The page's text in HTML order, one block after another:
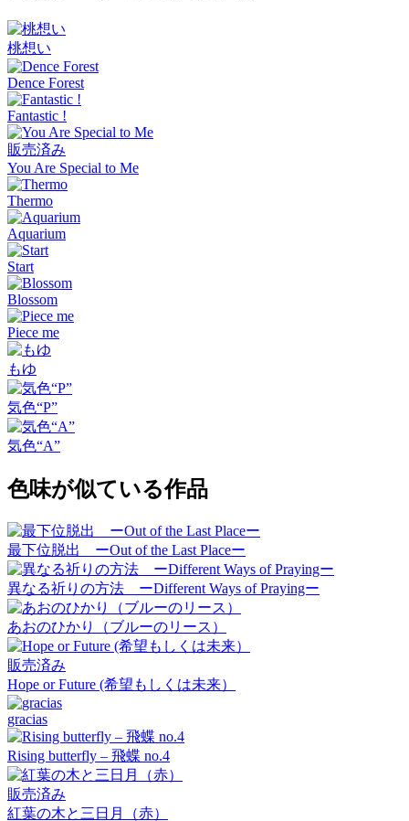
桃想い
Dence Forest
Fantastic !
販売済み
You Are Special to Me
Thermo
Aquarium
Start
Blossom
Piece me
もゆ
気色“P”
気色“A”
色味が似ている作品
最下位脱出 ーOut of the Last Placeー
異なる祈りの方法 ーDifferent Ways of Prayingー
あおのひかり（ブルーのリース）
販売済み
Hope or Future (希望もしくは未来）
gracias
Rising butterfly – 飛蝶 no.4
販売済み
紅葉の木と三日月（赤）